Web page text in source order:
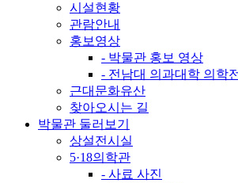
시설현황
관람안내
홍보영상
- 박물관 홍보 영상
- 전남대 의과대학 의학
근대문화유산
찾아오시는 길
박물관 둘러보기
상설전시실
5·18의학관
- 사료 사진